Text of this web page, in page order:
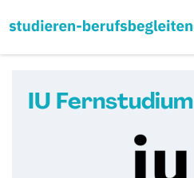
IU Fernstudium